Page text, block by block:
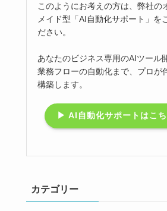
このようにお考えの方は、弊社の
メイド型「AI自動化サポート」を
ださい。
あなたのビジネス専用のAIツール
業務フローの自動化まで、プロが
構築します。
▶ AI自動化サポートはこ
カテゴリー